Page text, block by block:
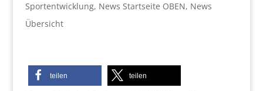
Sportentwicklung, News Startseite OBEN, News
Übersicht
teilen teilen